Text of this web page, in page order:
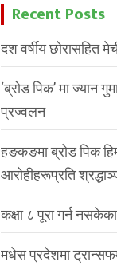
Recent Posts
दश वर्षीय छोरासहित
‘ब्रोड पिक’ मा ज्यान
प्रज्वलन
हङकङमा ब्रोड पिक
आरोहीहरूप्रति
कक्षा ८ पूरा गर्न
मधेस प्रदेशमा